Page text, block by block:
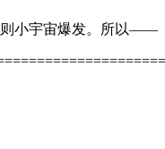
则小宇宙爆发。所以——